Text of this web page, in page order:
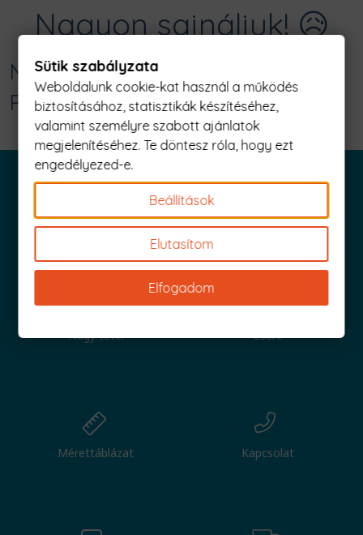
Nagyon sajnáljuk! 😥
Nincs találat erre: "akárkinek Férfi
Póló"
Iratkozz fel és küldjük is az 1000 Ft értékű kuponod!
Nagy tétel Csere
Mérettáblázat Kapcsolat
Sütik szabályzata
Weboldalunk cookie-kat használ a működés
biztosításához, statisztikák készítéséhez,
valamint személyre szabott ajánlatok
megjelenítéséhez. Te döntesz róla, hogy ezt
engedélyezed-e.
Beállítások
Elutasítom
Elfogadom